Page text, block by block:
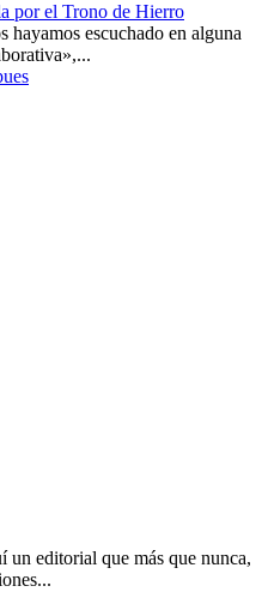
por el Trono de Hierro
hayamos escuchado en alguna
un editorial que más que nunca,